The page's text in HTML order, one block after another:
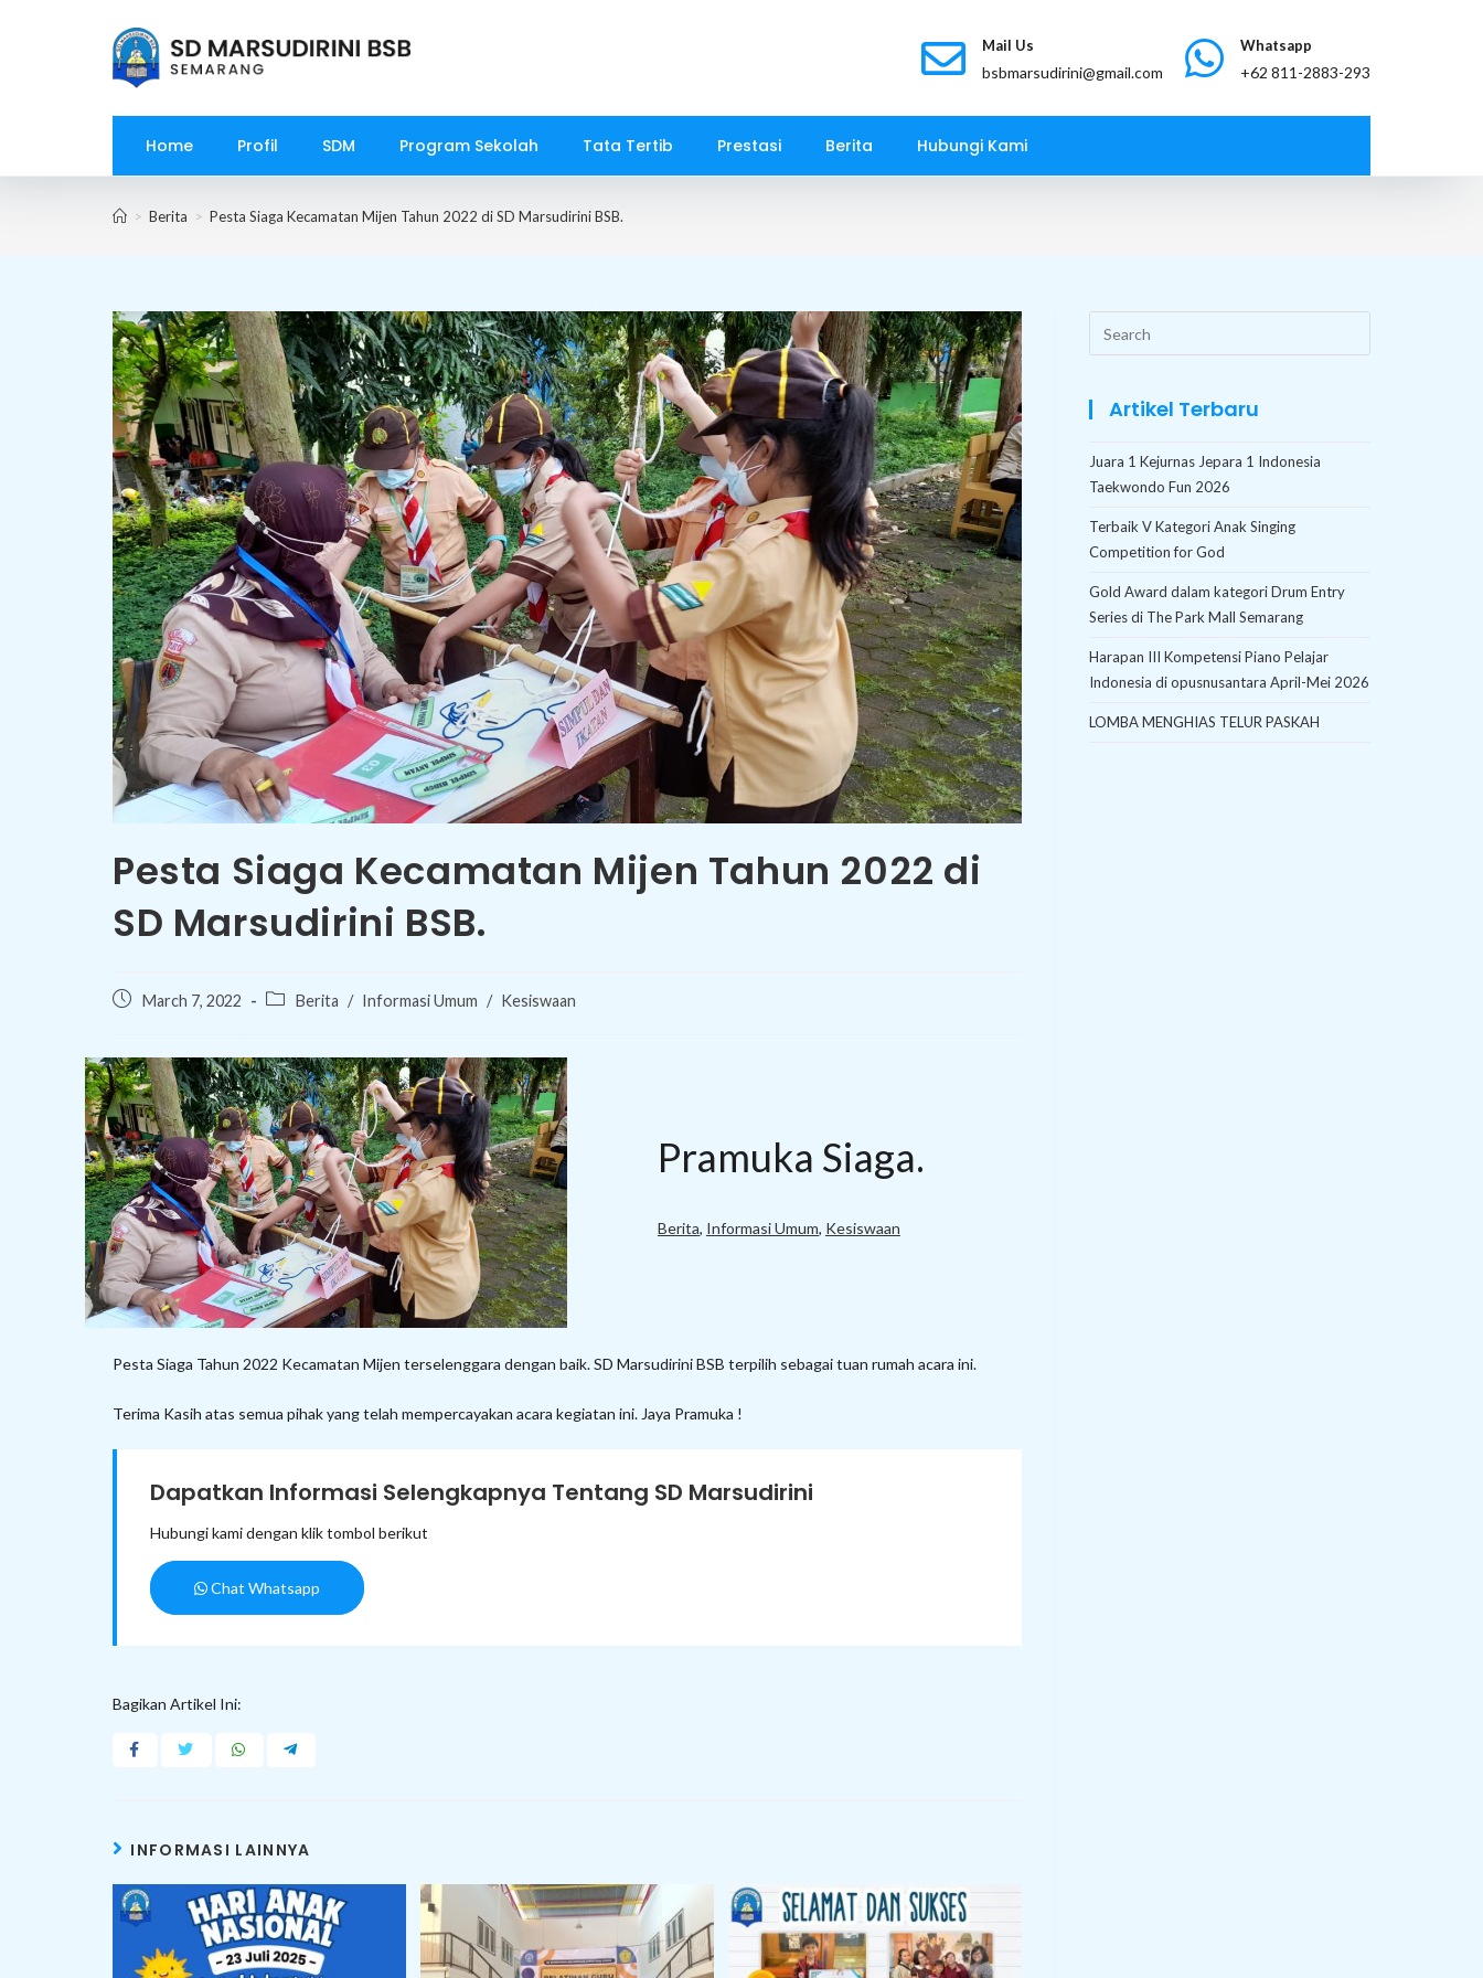
Mail Us
bsbmarsudirini@gmail.com
Whatsapp
Home Profil SDM Program Sekolah Tata Tertib Prestasi Berita Hubungi Kami
> Berita > Pesta Siaga Kecamatan Mijen Tahun 2022 di SD Marsudirini BSB.
Pesta Siaga Kecamatan Mijen Tahun 2022 di
SD Marsudirini BSB.
PostMarch 7, 2022
PostBerita / Informasi Umum / Kesiswaan
Pramuka Siaga.
Berita, Informasi Umum, Kesiswaan
Pesta Siaga Tahun 2022 Kecamatan Mijen terselenggara dengan baik. SD Marsudirini BSB terpilih sebagai tuan rumah acara ini.
Terima Kasih atas semua pihak yang telah mempercayakan acara kegiatan ini. Jaya Pramuka !
Dapatkan Informasi Selengkapnya Tentang SD Marsudirini
Hubungi kami dengan klik tombol berikut
Chat Whatsapp
Bagikan Artikel Ini:
INFORMASI LAINNYA
this
Artikel Terbaru
Juara 1 Kejurnas Jepara 1 Indonesia
Taekwondo Fun 2026
Terbaik V Kategori Anak Singing
Competition for God
Gold Award dalam kategori Drum Entry
Series di The Park Mall Semarang
Harapan III Kompetensi Piano Pelajar
Indonesia di opusnusantara April-Mei 2026
LOMBA MENGHIAS TELUR PASKAH